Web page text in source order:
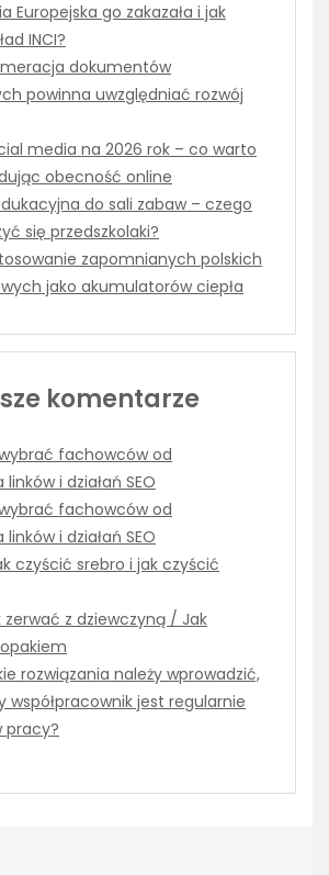
Europejska go zakazała i jak
INCI?
dokumentów
powinna uwzględniać rozwój
media na 2026 rok – co warto
obecność online
do sali zabaw – czego
się przedszkolaki?
zapomnianych polskich
jako akumulatorów ciepła
komentarze
fachowców od
i działań SEO
fachowców od
i działań SEO
czyścić srebro i jak czyścić
zerwać z dziewczyną / Jak
rozwiązania należy wprowadzić,
współpracownik jest regularnie
pracy?